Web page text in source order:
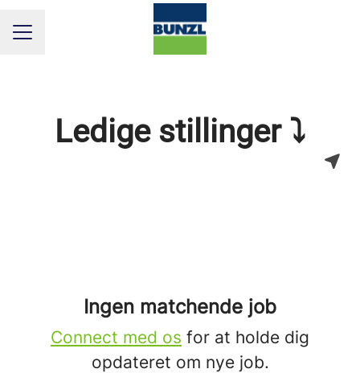
KARRIEREMENU
Ledige stillinger ⤵
Ingen matchende job
Connect med os for at holde dig
opdateret om nye job.